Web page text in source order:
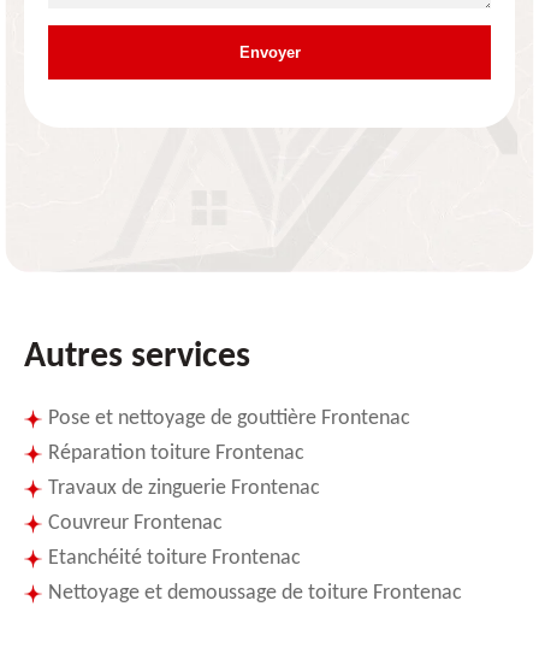
Autres services
Pose et nettoyage de gouttière Frontenac
Réparation toiture Frontenac
Travaux de zinguerie Frontenac
Couvreur Frontenac
Etanchéité toiture Frontenac
Nettoyage et demoussage de toiture Frontenac